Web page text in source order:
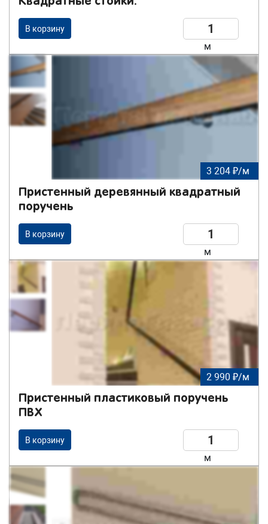
В корзину
м
3 204 ₽/м
Пристенный деревянный квадратный
поручень
В корзину
м
2 990 ₽/м
Пристенный пластиковый поручень
ПВХ
В корзину
м